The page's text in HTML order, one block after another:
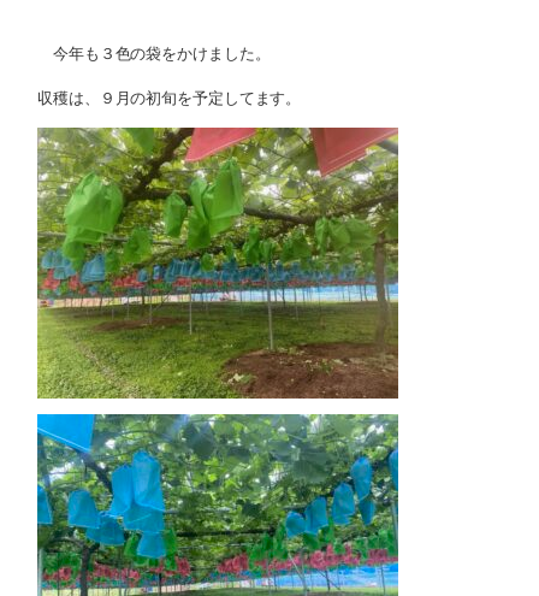
今年も３色の袋をかけました。
収穫は、９月の初旬を予定してます。